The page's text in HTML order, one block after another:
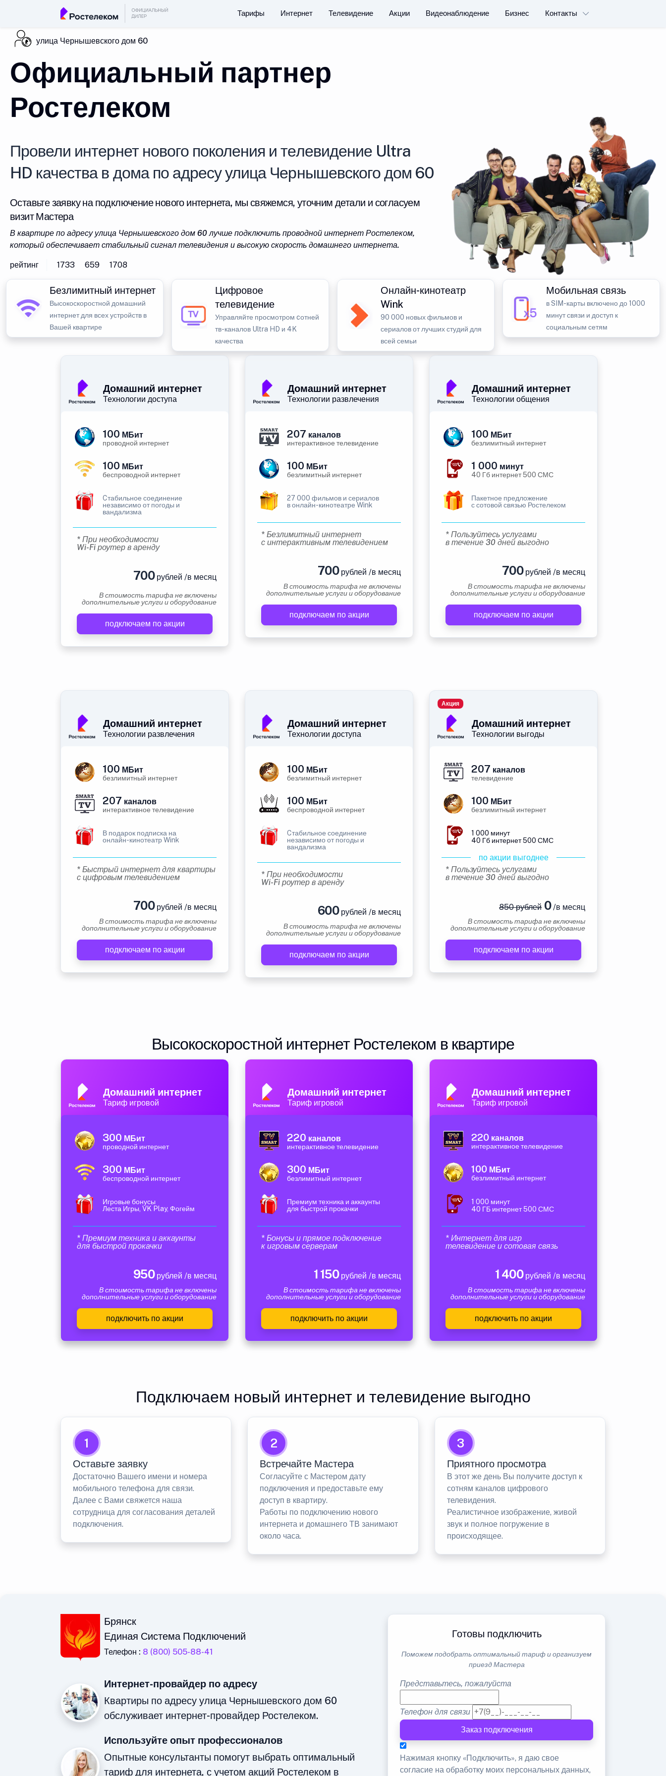
Тарифы Интернет Телевидение Акции Видеонаблюдение Бизнес Контакты
улица Чернышевского дом 60
Официальный партнер
Ростелеком
Провели интернет нового поколения и телевидение Ultra
HD качества в дома по адресу улица Чернышевского дом 60
Оставьте заявку на подключение нового интернета, мы свяжемся, уточним детали и согласуем
визит Мастера
В квартире по адресу улица Чернышевского дом 60 лучше подключить проводной интернет Ростелеком,
который обеспечивает стабильный сигнал телевидения и высокую скорость домашнего интернета.
рейтинг 1733 659 1708
Безлимитный интернет
Высокоскоростной домашний
интернет для всех устройств в
Вашей квартире
Цифровое
телевидение
Управляйте просмотром cотней
тв-каналов Ultra HD и 4K
качества
Онлайн-кинотеатр
Wink
90 000 новых фильмов и
сериалов от лучших студий для
всей семьи
Мобильная связь
в SIM-карты включено до 1000
минут связи и доступ к
социальным сетям
Домашний интернет
Технологии доступа
100 МБит
проводной интернет
100 МБит
беспроводной интернет
Cтабильное соединение
независимо от погоды и
вандализма
* При необходимости
Wi-Fi роутер в аренду
700рублей /в месяц
В стоимость тарифа не включены
дополнительные услуги и оборудование
подключаем по акции
Домашний интернет
Технологии развлечения
207 каналов
интерактивное телевидение
100 МБит
безлимитный интернет
27 000 фильмов и сериалов
в онлайн-кинотеатре Wink
* Безлимитный интернет
с интерактивным телевидением
700рублей /в месяц
В стоимость тарифа не включены
дополнительные услуги и оборудование
подключаем по акции
Домашний интернет
Технологии общения
100 МБит
безлимитный интернет
1 000 минут
40 Гб интернет 500 СМС
Пакетное предложение
с сотовой связью Ростелеком
* Пользуйтесь услугами
в течение 30 дней выгодно
700рублей /в месяц
В стоимость тарифа не включены
дополнительные услуги и оборудование
подключаем по акции
Домашний интернет
Технологии развлечения
100 МБит
безлимитный интернет
207 каналов
интерактивное телевидение
В подарок подписка на
онлайн-кинотеатр Wink
* Быстрый интернет для квартиры
с цифровым телевидением
700рублей /в месяц
В стоимость тарифа не включены
дополнительные услуги и оборудование
подключаем по акции
Домашний интернет
Технологии доступа
100 МБит
безлимитный интернет
100 МБит
беспроводной интернет
Cтабильное соединение
независимо от погоды и
вандализма
* При необходимости
Wi-Fi роутер в аренду
600рублей /в месяц
В стоимость тарифа не включены
дополнительные услуги и оборудование
подключаем по акции
Домашний интернет
Технологии выгоды
Акция
207 каналов
телевидение
100 МБит
безлимитный интернет
1 000 минут
40 Гб интернет 500 СМС
по акции выгоднее
* Пользуйтесь услугами
в течение 30 дней выгодно
850 рублей0/в месяц
В стоимость тарифа не включены
дополнительные услуги и оборудование
подключаем по акции
Высокоскоростной интернет Ростелеком в квартире
Домашний интернет
Тариф игровой
300 МБит
проводной интернет
300 МБит
беспроводной интернет
Игровые бонусы
Леста Игры, VK Play, Фогейм
* Премиум техника и аккаунты
для быстрой прокачки
950рублей /в месяц
В стоимость тарифа не включены
дополнительные услуги и оборудование
подключить по акции
Домашний интернет
Тариф игровой
220 каналов
интерактивное телевидение
300 МБит
безлимитный интернет
Премиум техника и аккаунты
для быстрой прокачки
* Бонусы и прямое подключение
к игровым серверам
1 150рублей /в месяц
В стоимость тарифа не включены
дополнительные услуги и оборудование
подключить по акции
Домашний интернет
Тариф игровой
220 каналов
интерактивное телевидение
100 МБит
безлимитный интернет
1 000 минут
40 ГБ интернет 500 СМС
* Интернет для игр
телевидение и сотовая связь
1 400рублей /в месяц
В стоимость тарифа не включены
дополнительные услуги и оборудование
подключить по акции
Подключаем новый интернет и телевидение выгодно
1
Оставьте заявку
Достаточно Вашего имени и номера
мобильного телефона для связи.
Далее с Вами свяжется наша
сотрудница для согласования деталей
подключения.
2
Встречайте Мастера
Согласуйте с Мастером дату
подключения и предоставьте ему
доступ в квартиру.
Работы по подключению нового
интернета и домашнего ТВ занимают
около часа.
3
Приятного просмотра
В этот же день Вы получите доступ к
сотням каналов цифрового
телевидения.
Реалистичное изображение, живой
звук и полное погружение в
происходящее.
Брянск
Единая Система Подключений
Телефон : 8 (800) 505-88-41
Интернет-провайдер по адресу
Квартиры по адресу улица Чернышевского дом 60
обслуживает интернет-провайдер Ростелеком.
Используйте опыт профессионалов
Опытные консультанты помогут выбрать оптимальный
тариф для интернета, с учетом акций Ростелеком в
Готовы подключить
Поможем подобрать оптимальный тариф и организуем
приезд Мастера
Представьтесь, пожалуйста
Телефон для связи
Заказ подключения
Нажимая кнопку «Подключить», я даю свое
согласие на обработку моих персональных данных,